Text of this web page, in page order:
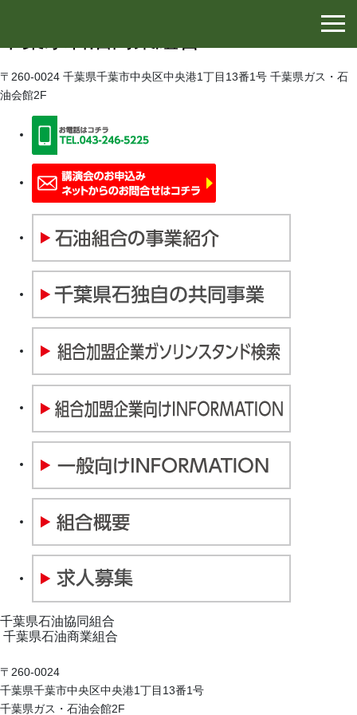
〒260-0024 千葉県千葉市中央区中央港1丁目13番1号 千葉県ガス・石
油会館2F
千葉県石油協同組合
千葉県石油商業組合
〒260-0024
千葉県千葉市中央区中央港1丁目13番1号
千葉県ガス・石油会館2F